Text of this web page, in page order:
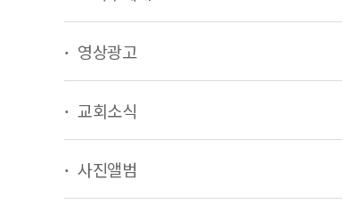
영상광고
교회소식
사진앨범